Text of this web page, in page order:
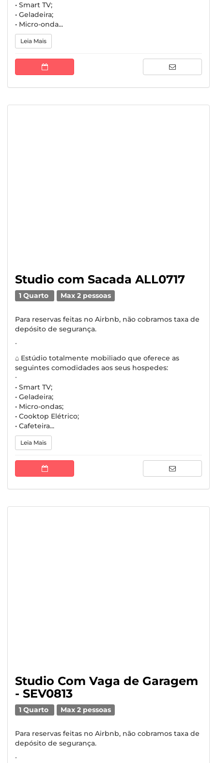
• Smart TV;
• Geladeira;
• Micro-onda...
Leia Mais
Studio com Sacada ALL0717
1 Quarto Max 2 pessoas
Para reservas feitas no Airbnb, não cobramos taxa de
depósito de segurança.
∙
⌂ Estúdio totalmente mobiliado que oferece as
seguintes comodidades aos seus hospedes:
∙
• Smart TV;
• Geladeira;
• Micro-ondas;
• Cooktop Elétrico;
• Cafeteira...
Leia Mais
Studio Com Vaga de Garagem
- SEV0813
1 Quarto Max 2 pessoas
Para reservas feitas no Airbnb, não cobramos taxa de
depósito de segurança.
∙